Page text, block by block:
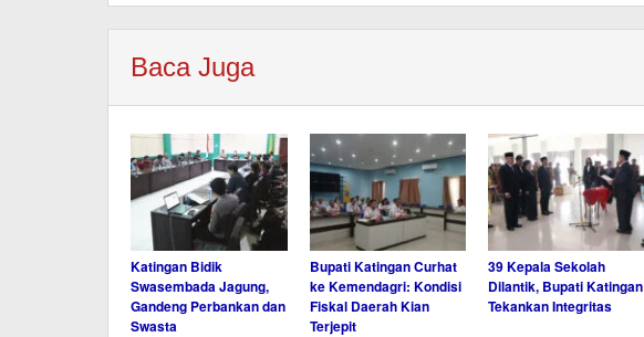
Baca Juga
Katingan Bidik
Swasembada Jagung,
Gandeng Perbankan dan
Swasta
Bupati Katingan Curhat
ke Kemendagri: Kondisi
Fiskal Daerah Kian
Terjepit
39 Kepala Sekolah
Dilantik, Bupati Katingan
Tekankan Integritas